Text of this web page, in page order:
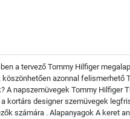
a tervező Tommy Hilfiger
azonnal felismerhető
A napszemüvegek Tommy Hilfiger
kortárs designer szemüvegek
számára . Alapanyagok A keret